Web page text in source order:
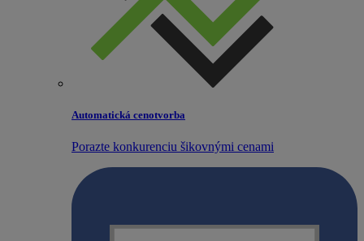
Automatická cenotvorba
Porazte konkurenciu šikovnými cenami